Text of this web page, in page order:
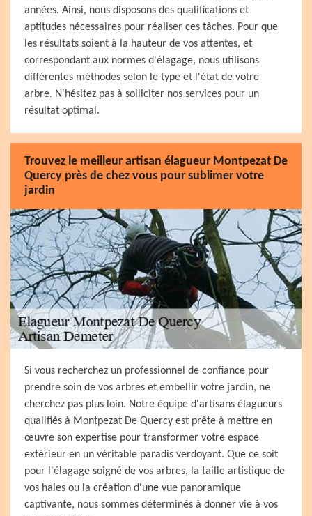
années. Ainsi, nous disposons des qualifications et
aptitudes nécessaires pour réaliser ces tâches. Pour que
les résultats soient à la hauteur de vos attentes, et
correspondant aux normes d'élagage, nous utilisons
différentes méthodes selon le type et l'état de votre
arbre. N'hésitez pas à solliciter nos services pour un
résultat optimal.
Trouvez le meilleur artisan élagueur Montpezat De
Quercy près de chez vous pour sublimer votre
jardin
Si vous recherchez un professionnel de confiance pour
prendre soin de vos arbres et embellir votre jardin, ne
cherchez pas plus loin. Notre équipe d'artisans élagueurs
qualifiés à Montpezat De Quercy est prête à mettre en
œuvre son expertise pour transformer votre espace
extérieur en un véritable paradis verdoyant. Que ce soit
pour l'élagage soigné de vos arbres, la taille artistique de
vos haies ou la création d'une vue panoramique
captivante, nous sommes déterminés à donner vie à vos